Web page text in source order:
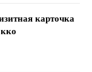
карточка